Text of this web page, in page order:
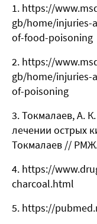
1. https://
gb/home/injuries-
of-food-poisoning
2. https://
gb/home/injuries-
of-poisoning
3. Токмалаев, А.
лечении острых
Токмалаев //
4. https://
charcoal.html
5. https://